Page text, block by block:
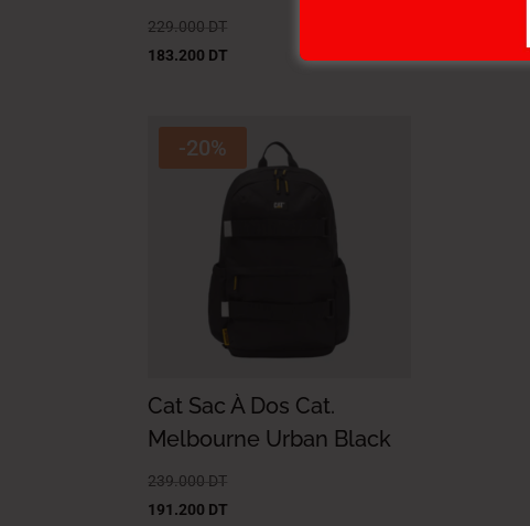
229.000 DT
183.200 DT
-20%
Cat Sac À Dos Cat.
Melbourne Urban Black
239.000 DT
191.200 DT